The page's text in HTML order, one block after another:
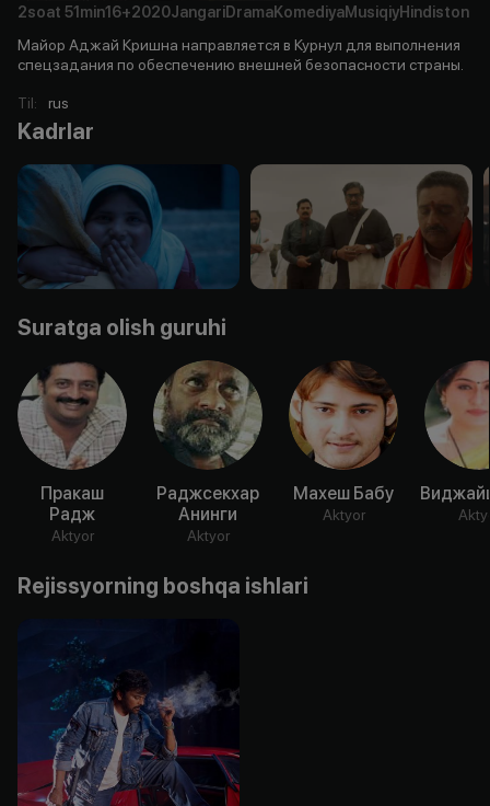
2soat 51min16+2020JangariDramaKomediyaMusiqiyHindiston
Майор Аджай Кришна направляется в Курнул для выполнения
спецзадания по обеспечению внешней безопасности страны.
Til: rus
Kadrlar
Suratga olish guruhi
Пракаш
Радж
Aktyor
Раджсекхар
Анинги
Aktyor
Махеш Бабу
Aktyor
Rejissyorning boshqa ishlari